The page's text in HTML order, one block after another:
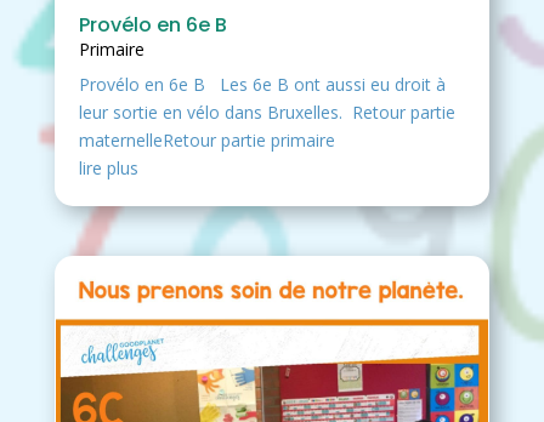
Provélo en 6e B
Primaire
Provélo en 6e B Les 6e B ont aussi eu droit à
leur sortie en vélo dans Bruxelles. Retour partie
maternelleRetour partie primaire
lire plus